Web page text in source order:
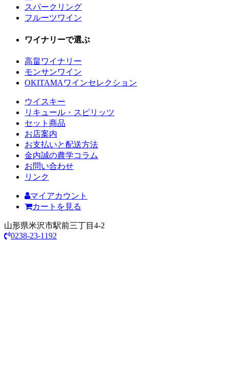
スパークリング
フルーツワイン
ワイナリーで選ぶ
高畠ワイナリー
モンサンワイン
OKITAMAワインセレクション
ウイスキー
リキュール・スピリッツ
セット商品
お店案内
お支払いと配送方法
金内誠の農学コラム
お問い合わせ
リンク
マイアカウント
カートを見る
山形県米沢市駅前三丁目4-2
0238-23-1192